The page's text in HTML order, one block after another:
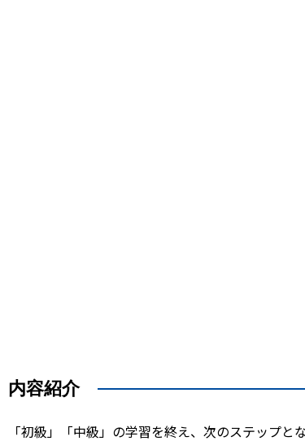
内容紹介
「初級」「中級」の学習を終え、次のステップ